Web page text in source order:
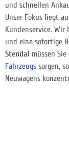
und schnellen
Unser Fokus liegt
Kundenservice. Wir
und eine sofortige
Stendal müssen
Fahrzeugs sorgen,
Neuwagens